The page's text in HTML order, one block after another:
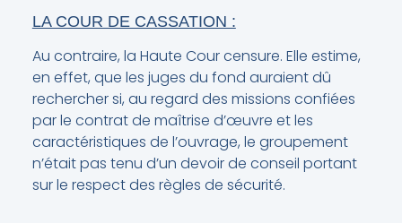
LA COUR DE CASSATION :
Au contraire, la Haute Cour censure. Elle estime,
en effet, que les juges du fond auraient dû
rechercher si, au regard des missions confiées
par le contrat de maîtrise d’œuvre et les
caractéristiques de l’ouvrage, le groupement
n’était pas tenu d’un devoir de conseil portant
sur le respect des règles de sécurité.